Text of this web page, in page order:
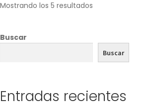
Mostrando los 5 resultados
Buscar
Buscar
Entradas recientes